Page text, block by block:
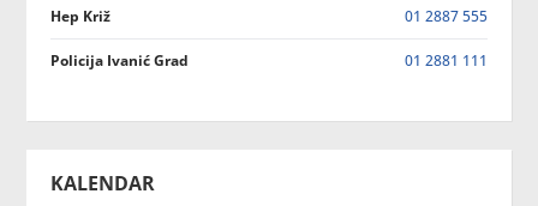
Hep Križ 01 2887 555
Policija Ivanić Grad 01 2881 111
KALENDAR